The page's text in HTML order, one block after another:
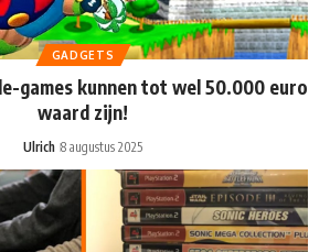
GADGETS
games kunnen tot wel 50.000 euro
waard zijn!
Ulrich 8 augustus 2025